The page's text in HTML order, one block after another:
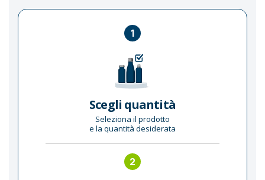
1
Scegli quantità
Seleziona il prodotto
e la quantità desiderata
2